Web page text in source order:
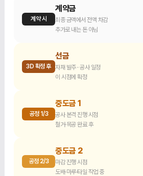
계약 시
계약금
최종 금액에서 전액 차감
추가로 내는 돈 아님
3D 확정 후
선금
자재 발주 · 공사 일정
이 시점에 확정
공정 1/3
중도금 1
공사 본격 진행 시점
철거·목공 완료 후
공정 2/3
중도금 2
마감 진행 시점
도배·마루·타일 작업 중